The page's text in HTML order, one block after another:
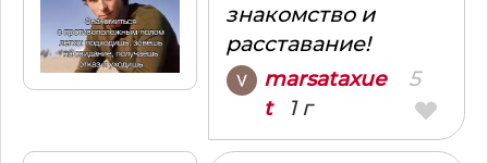
знакомство и
расставание!
marsataxue
t1 г
5